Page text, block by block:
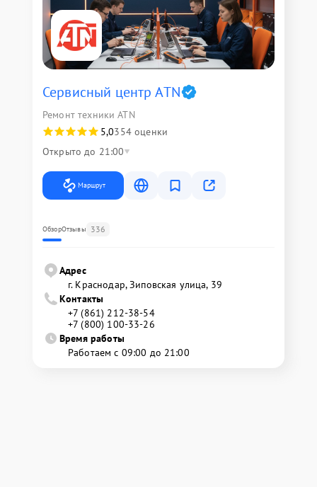
Сервисный центр ATN
Ремонт техники ATN
5,0354 оценки
Открыто до 21:00
Маршрут
ОбзорОтзывы 336
Адрес
г. Краснодар, Зиповская улица, 39
Контакты
+7 (861) 212-38-54
+7 (800) 100-33-26
Время работы
Работаем с 09:00 до 21:00